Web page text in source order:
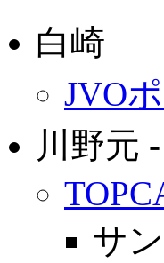
白崎
JVO
川野元 -
サ